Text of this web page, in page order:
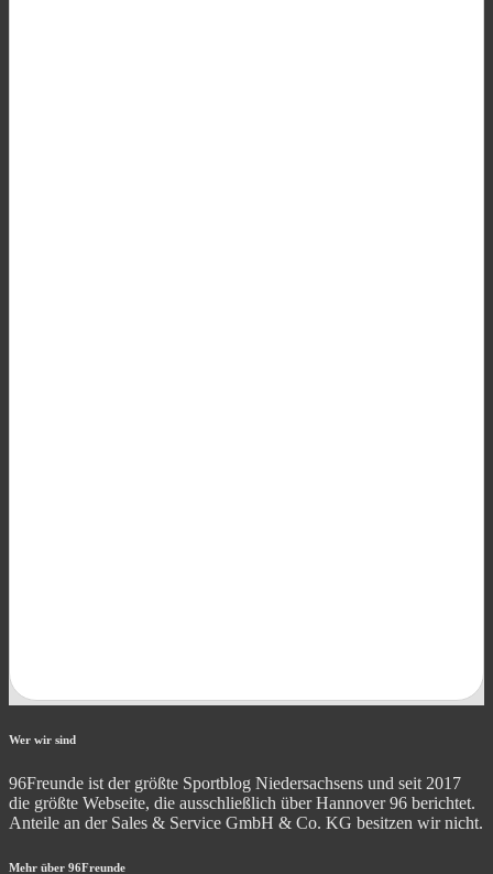
Wer wir sind
96Freunde ist der größte Sportblog Niedersachsens und seit 2017
die größte Webseite, die ausschließlich über Hannover 96 berichtet.
Anteile an der Sales & Service GmbH & Co. KG besitzen wir nicht.
Mehr über 96Freunde